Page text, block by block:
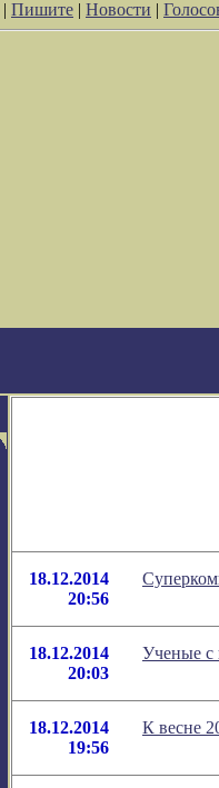
| Пишите | Новости |
18.12.2014
20:56
18.12.2014
20:03
Ученые с
18.12.2014
19:56
К весне